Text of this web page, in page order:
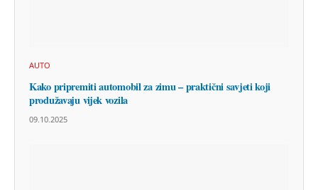
AUTO
Kako pripremiti automobil za zimu – praktični savjeti koji
produžavaju vijek vozila
09.10.2025